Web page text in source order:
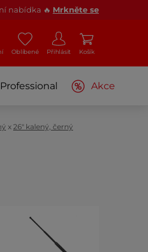
nabídka 🔥 Mrkněte se
Oblíbené Přihlásit Košík
Professional Akce
x 26" kalený, černý